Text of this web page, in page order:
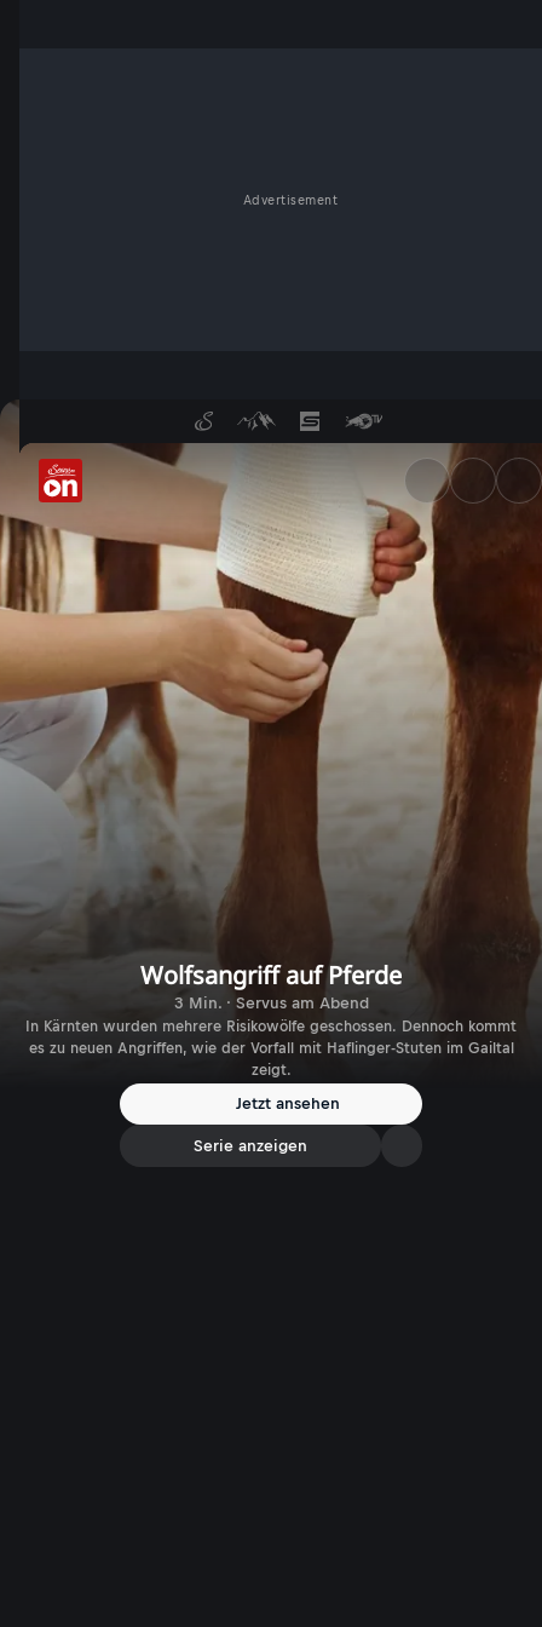
Advertisement
Wolfsangriff auf Pferde -
Wolfsangriff auf Pferde
3 Min. · Servus am Abend
In Kärnten wurden mehrere Risikowölfe geschossen. Dennoch kommt
es zu neuen Angriffen, wie der Vorfall mit Haflinger-Stuten im Gailtal
zeigt.
Jetzt ansehen
Serie anzeigen